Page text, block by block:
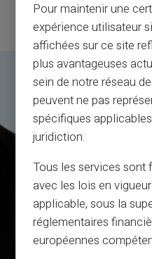
Pour maintenir une
expérience utilisateur
affichées sur ce site
plus avantageuses
sein de notre réseau
peuvent ne pas
spécifiques
juridiction.
Tous les services
avec les lois en
applicable, sous la
réglementaires
européennes